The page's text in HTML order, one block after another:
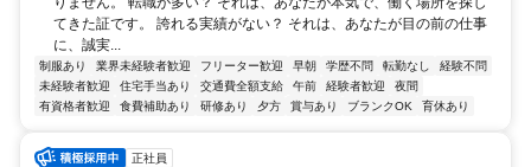
てきた証です。 誇れる実績がない？ それは、あなたが目の前の仕事
に、誠実...
制服あり 業界未経験者歓迎 フリーター歓迎 早朝 学歴不問 転勤なし
経験不問
未経験者歓迎
住宅手当あり 交通費全額支給 午前 経験者歓迎
夜間
有資格者歓迎
食費補助あり 研修あり 夕方 賞与あり ブランクOK 育休あり
正社員